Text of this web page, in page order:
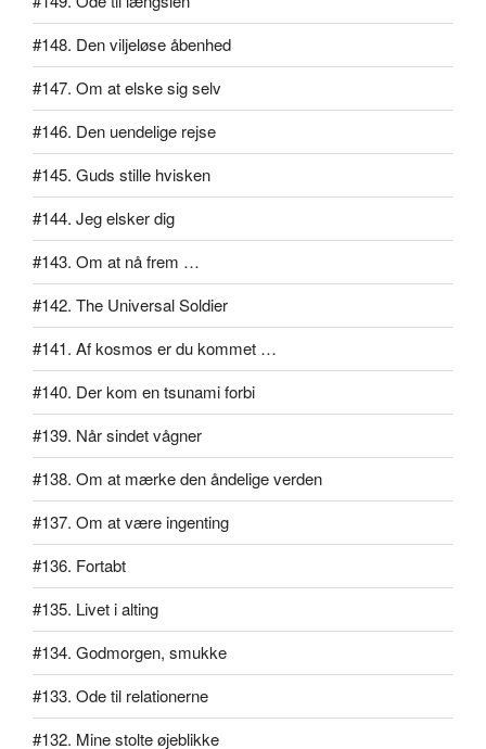
#148. Den viljeløse åbenhed
#147. Om at elske sig selv
#146. Den uendelige rejse
#145. Guds stille hvisken
#144. Jeg elsker dig
#143. Om at nå frem …
#142. The Universal Soldier
#141. Af kosmos er du kommet …
#140. Der kom en tsunami forbi
#139. Når sindet vågner
#138. Om at mærke den åndelige verden
#137. Om at være ingenting
#136. Fortabt
#135. Livet i alting
#134. Godmorgen, smukke
#133. Ode til relationerne
#132. Mine stolte øjeblikke